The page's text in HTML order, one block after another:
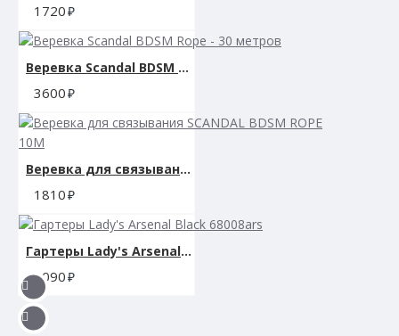
1720
Веревка Scandal BDSM Rope - 30 метров
3600
Веревка для связывания SCANDAL BDSM ROPE 10M
1810
Гартеры Lady's Arsenal Black 68008ars
3090